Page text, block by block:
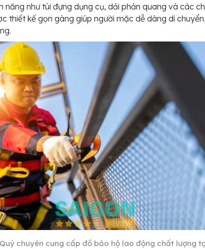
năng như túi đựng dụng cụ, dải phản quang và các
thiết kế gọn gàng giúp người mặc dễ dàng di
chuyên cung cấp đồ bảo hộ lao động chất lượng